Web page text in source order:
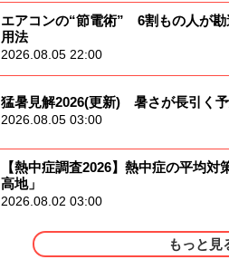
エアコンの“節電術” 6割もの人が
用法
2026.08.05 22:00
猛暑見解2026(更新) 暑さが長引く
2026.08.05 03:00
【熱中症調査2026】熱中症の平均
高地」
2026.08.02 03:00
もっと見